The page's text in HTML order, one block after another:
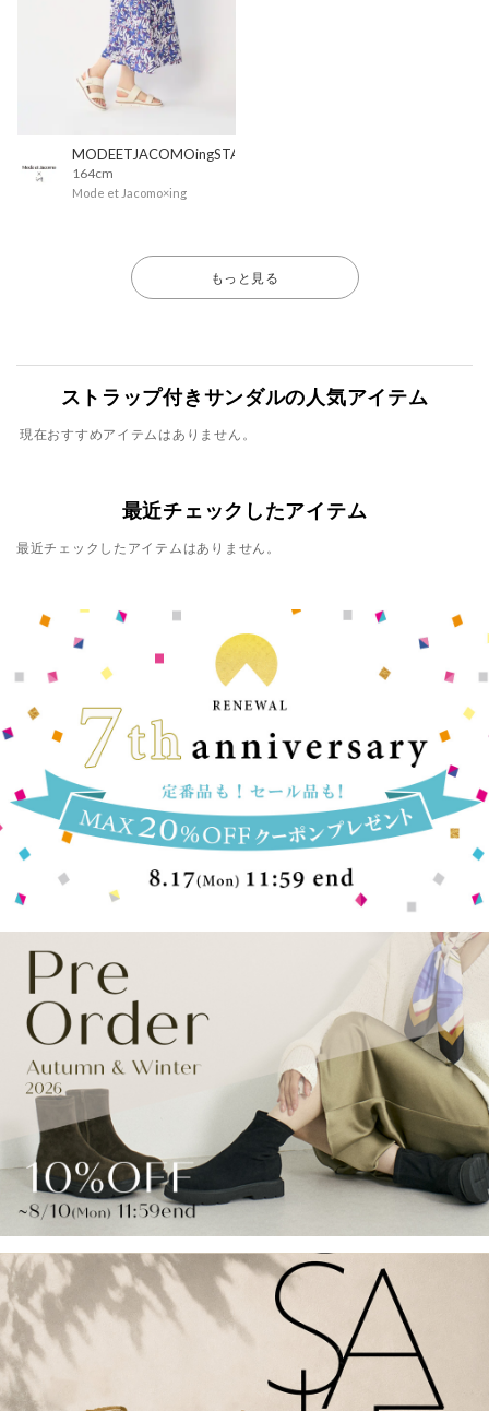
MODEETJACOMOingSTAFF
164cm
Mode et Jacomo×ing
もっと見る
ストラップ付きサンダルの人気アイテム
現在おすすめアイテムはありません。
最近チェックしたアイテム
最近チェックしたアイテムはありません。